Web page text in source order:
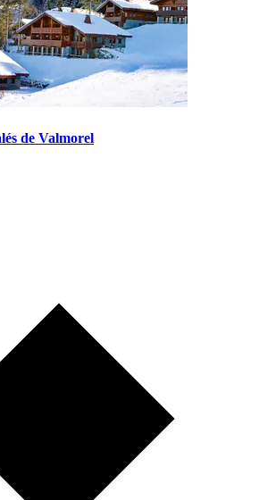
de Valmorel